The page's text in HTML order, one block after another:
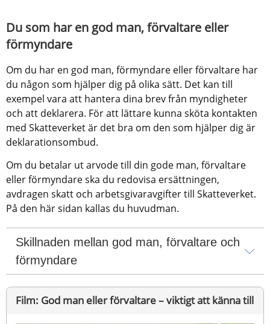
Du som har en god man, förvaltare eller
förmyndare
Om du har en god man, förmyndare eller förvaltare har
du någon som hjälper dig på olika sätt. Det kan till
exempel vara att hantera dina brev från myndigheter
och att deklarera. För att lättare kunna sköta kontakten
med Skatteverket är det bra om den som hjälper dig är
deklarationsombud.
Om du betalar ut arvode till din gode man, förvaltare
eller förmyndare ska du redovisa ersättningen,
avdragen skatt och arbetsgivaravgifter till Skatteverket.
På den här sidan kallas du huvudman.
Skillnaden mellan god man, förvaltare och
förmyndare
Film: God man eller förvaltare – viktigt att känna till